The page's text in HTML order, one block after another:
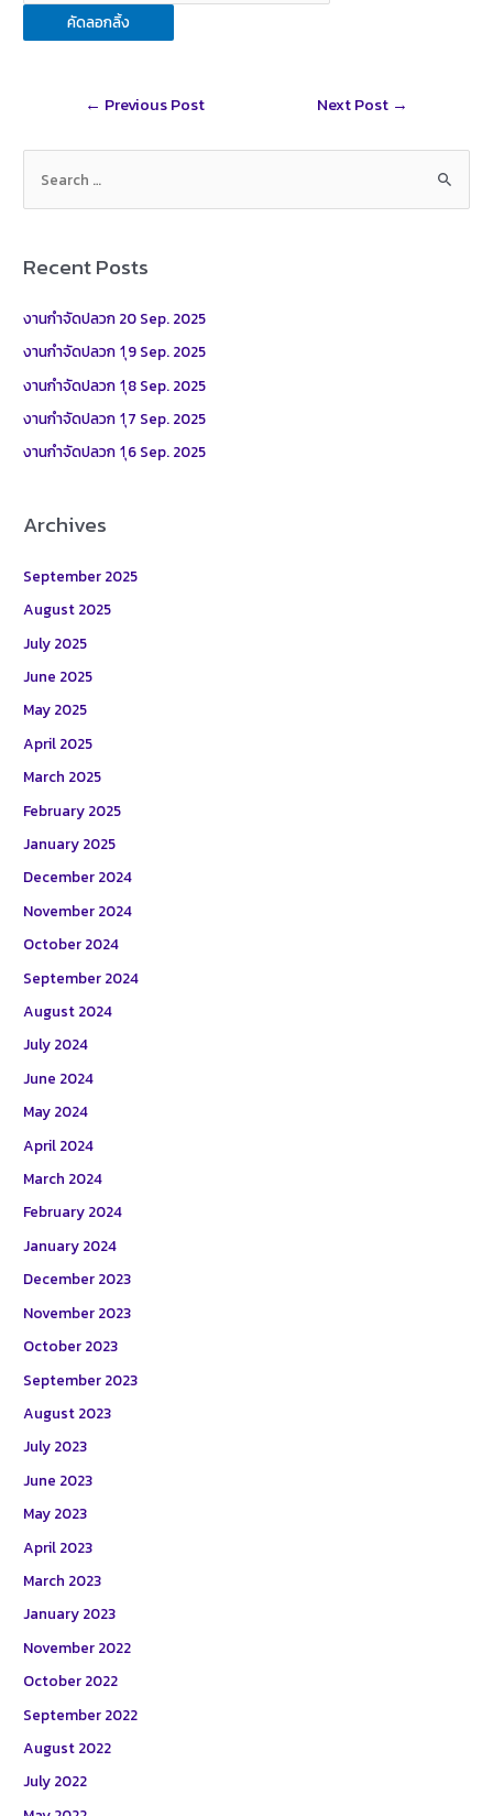
o
k
t
e
h
a
a
i
h
a
คัดลอกลิ้ง
← Previous Post Next Post →
h
:
Recent Posts
งานกำจัดปลวก 20 Sep. 2025
งานกำจัดปลวก 1ุ9 Sep. 2025
งานกำจัดปลวก 1ุ8 Sep. 2025
งานกำจัดปลวก 1ุ7 Sep. 2025
งานกำจัดปลวก 1ุ6 Sep. 2025
Archives
September 2025
August 2025
July 2025
June 2025
May 2025
April 2025
March 2025
February 2025
January 2025
December 2024
November 2024
October 2024
September 2024
August 2024
July 2024
June 2024
May 2024
April 2024
March 2024
February 2024
January 2024
December 2023
November 2023
October 2023
September 2023
August 2023
July 2023
June 2023
May 2023
April 2023
March 2023
January 2023
November 2022
October 2022
September 2022
August 2022
July 2022